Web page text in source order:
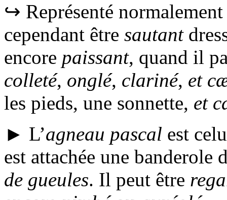
↪ Représenté
cependant être sautant
encore paissant, quand il
colleté, onglé, clariné, et
les pieds, une sonnette, et
► L’agneau pascal est
est attachée une banderole
de gueules. Il peut être